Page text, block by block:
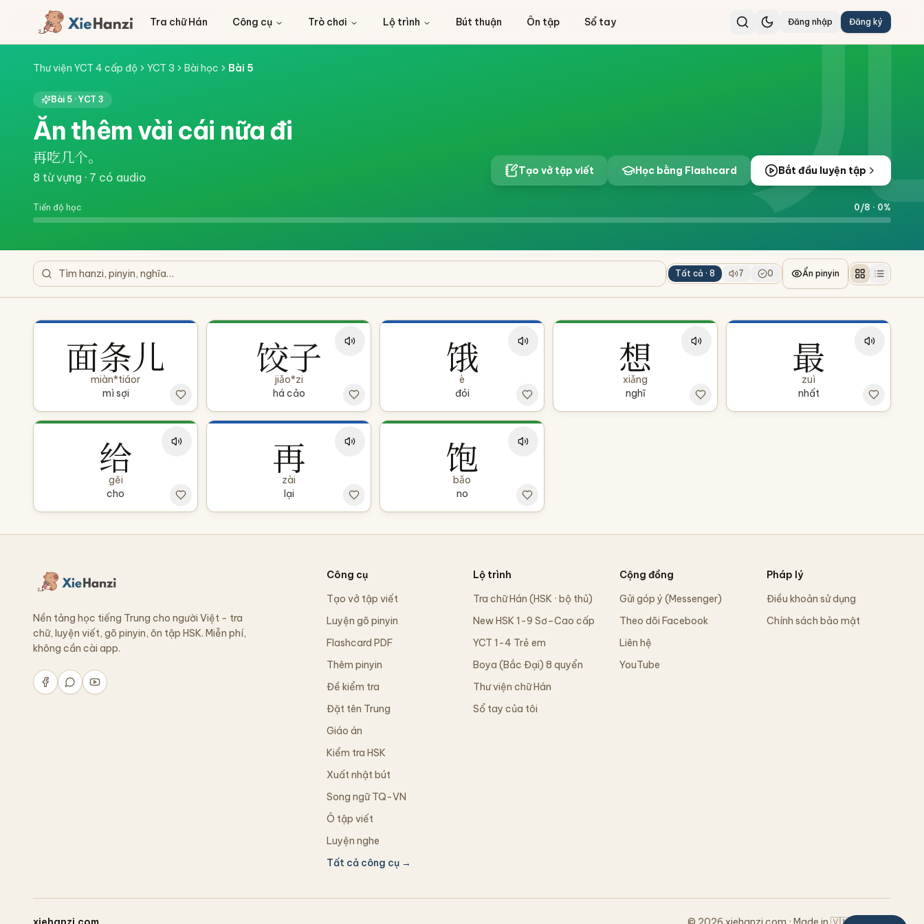
Tra chữ Hán Công cụ Trò chơi Lộ trình Bút thuận Ôn tập Sổ tay Đăng nhập Đăng ký
Thư viện YCT 4 cấp độ YCT 3 Bài học Bài 5
Bài 5 · YCT 3
Ăn thêm vài cái nữa đi
再吃几个。
8 từ vựng · 7 có audio Tạo vở tập viết Học bằng Flashcard Bắt đầu luyện tập
Tiến độ học 0/8 · 0%
Tất cả · 8 7 0 Ẩn pinyin
面条儿
miàn*tiáor
mì sợi
饺子
jiǎo*zi
há cảo
饿
è
đói
想
xiǎng
nghĩ
最
zuì
nhất
给
gěi
cho
再
zài
lại
饱
bǎo
no
Nền tảng học tiếng Trung cho người Việt - tra
chữ, luyện viết, gõ pinyin, ôn tập HSK. Miễn phí,
không cần cài app.
Công cụ
Tạo vở tập viết
Luyện gõ pinyin
Flashcard PDF
Thêm pinyin
Đề kiểm tra
Đặt tên Trung
Giáo án
Kiểm tra HSK
Xuất nhật bút
Song ngữ TQ-VN
Ô tập viết
Luyện nghe
Tất cả công cụ →
Lộ trình
Tra chữ Hán (HSK · bộ thủ)
New HSK 1-9 Sơ–Cao cấp
YCT 1-4 Trẻ em
Boya (Bắc Đại) 8 quyển
Thư viện chữ Hán
Sổ tay của tôi
Cộng đồng
Gửi góp ý (Messenger)
Theo dõi Facebook
Liên hệ
YouTube
Pháp lý
Điều khoản sử dụng
Chính sách bảo mật